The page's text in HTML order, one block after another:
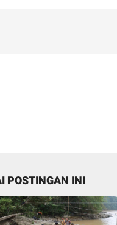
POSTINGAN INI